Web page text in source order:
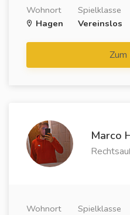
Wohnort
Hagen
Spielklasse
Vereinslos
Marco
Wohnort
Spielklasse